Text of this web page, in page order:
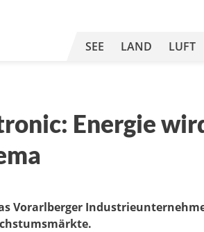
SEE LAND LUFT
Energie
Vorarlberger